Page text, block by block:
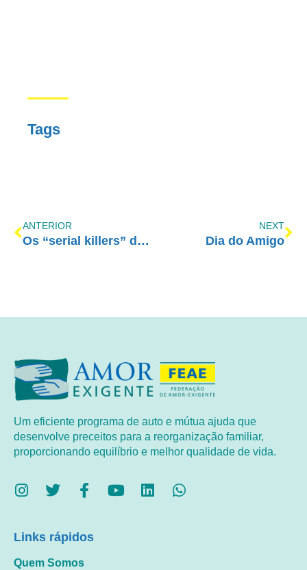
Tags
ANTERIOR
Os “serial killers” da indústria do cigarro
NEXT
Dia do Amigo
Um eficiente programa de auto e mútua ajuda que
desenvolve preceitos para a reorganização familiar,
proporcionando equilíbrio e melhor qualidade de vida.
Links rápidos
Quem Somos